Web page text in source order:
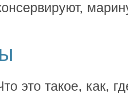
это такое, как,